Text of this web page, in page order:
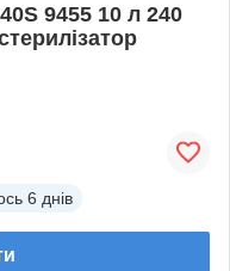
9455 10 л 240
6 днів